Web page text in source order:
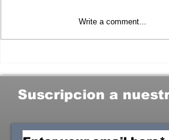
HUGO ALDAY LANZA UN
MOMENTO.👇
Write a comment...
Suscripcion a